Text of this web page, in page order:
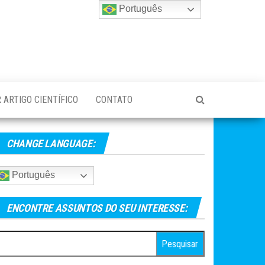
CIENTÍFICO CONTATO
CHANGE LANGUAGE:
Português
ENCONTRE ASSUNTOS DO SEU INTERESSE:
Português